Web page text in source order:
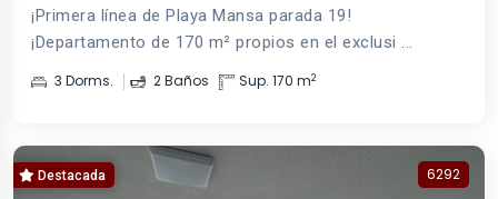
¡Primera línea de Playa Mansa parada 19!
¡Departamento de 170 m² propios en el exclusi ...
3 Dorms. 2 Baños Sup. 170 m2
Destacada 6292